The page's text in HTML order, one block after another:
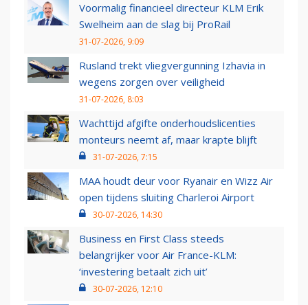
Voormalig financieel directeur KLM Erik
Swelheim aan de slag bij ProRail
31-07-2026, 9:09
Rusland trekt vliegvergunning Izhavia in
wegens zorgen over veiligheid
31-07-2026, 8:03
Wachttijd afgifte onderhoudslicenties
monteurs neemt af, maar krapte blijft
31-07-2026, 7:15
MAA houdt deur voor Ryanair en Wizz Air
open tijdens sluiting Charleroi Airport
30-07-2026, 14:30
Business en First Class steeds
belangrijker voor Air France-KLM:
‘investering betaalt zich uit’
30-07-2026, 12:10